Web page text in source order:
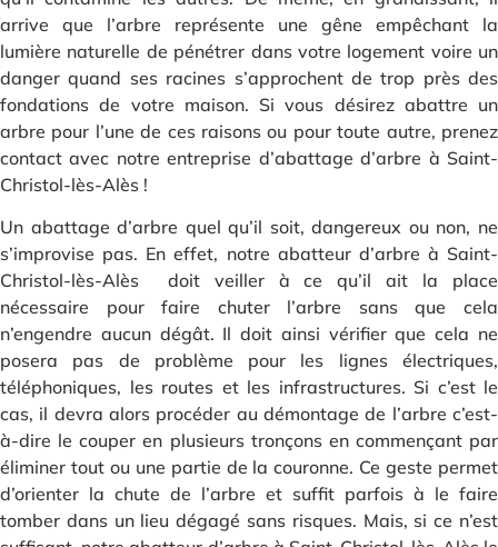
arrive que l’arbre représente une gêne empêchant la
lumière naturelle de pénétrer dans votre logement voire un
danger quand ses racines s’approchent de trop près des
fondations de votre maison. Si vous désirez abattre un
arbre pour l’une de ces raisons ou pour toute autre, prenez
contact avec notre entreprise d’abattage d’arbre à Saint-
Christol-lès-Alès !
Un abattage d’arbre quel qu’il soit, dangereux ou non, ne
s’improvise pas. En effet, notre abatteur d’arbre à Saint-
Christol-lès-Alès doit veiller à ce qu’il ait la place
nécessaire pour faire chuter l’arbre sans que cela
n’engendre aucun dégât. Il doit ainsi vérifier que cela ne
posera pas de problème pour les lignes électriques,
téléphoniques, les routes et les infrastructures. Si c’est le
cas, il devra alors procéder au démontage de l’arbre c’est-
à-dire le couper en plusieurs tronçons en commençant par
éliminer tout ou une partie de la couronne. Ce geste permet
d’orienter la chute de l’arbre et suffit parfois à le faire
tomber dans un lieu dégagé sans risques. Mais, si ce n’est